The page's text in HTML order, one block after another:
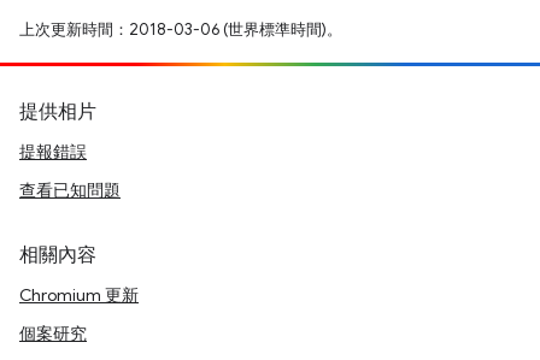
上次更新時間：2018-03-06 (世界標準時間)。
提供相片
提報錯誤
查看已知問題
相關內容
Chromium 更新
個案研究